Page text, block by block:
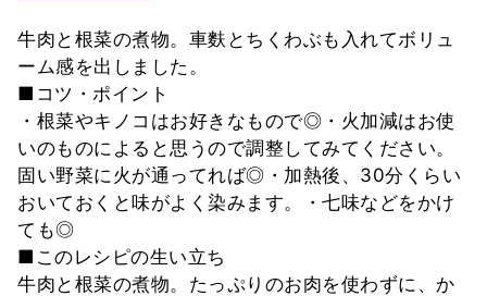
牛肉と根菜の煮物。車麩とちくわぶも入れてボリュ
ーム感を出しました。
■コツ・ポイント
・根菜やキノコはお好きなもので◎・火加減はお使
いのものによると思うので調整してみてください。
固い野菜に火が通ってれば◎・加熱後、30分くらい
おいておくと味がよく染みます。・七味などをかけ
ても◎
■このレシピの生い立ち
牛肉と根菜の煮物。たっぷりのお肉を使わずに、か